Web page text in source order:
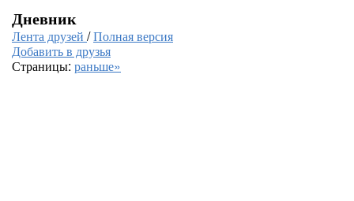
Дневник
Лента друзей /Полная версия
Добавить в друзья
Страницы: раньше»